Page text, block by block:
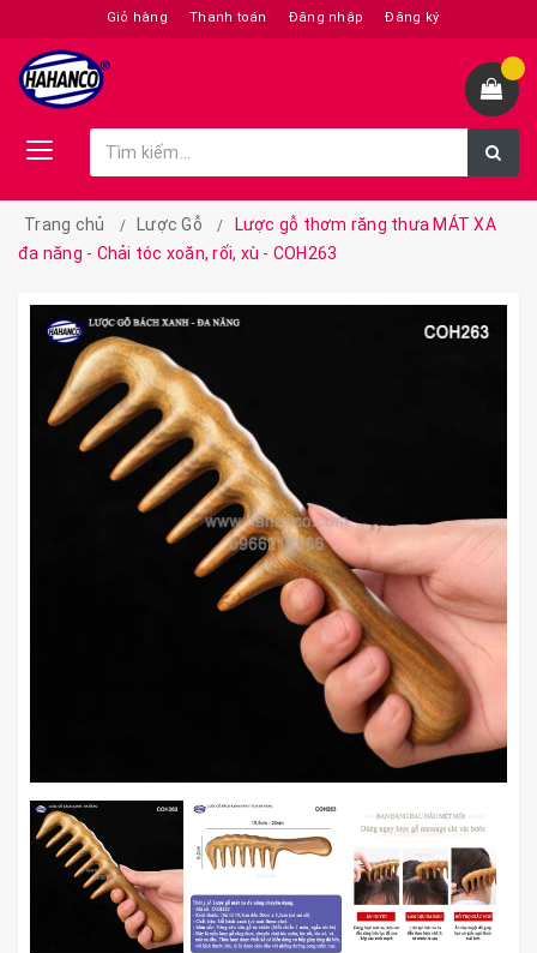
Giỏ hàng Thanh toán Đăng nhập Đăng ký
Trang chủ Lược Gỗ
Lược gỗ thơm răng thưa MÁT XA
đa năng - Chải tóc xoăn, rối, xù - COH263